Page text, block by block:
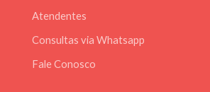
Atendentes
Consultas via Whatsapp
Fale Conosco